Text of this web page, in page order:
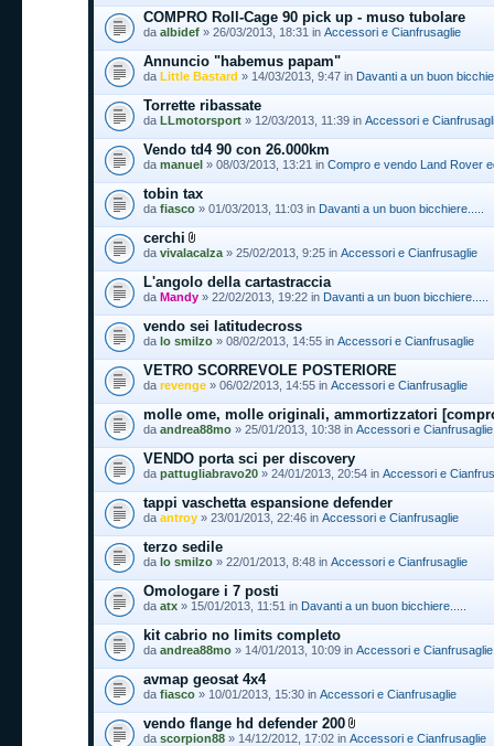
COMPRO Roll-Cage 90 pick up - muso tubolare
da albidef » 26/03/2013, 18:31 in Accessori e Cianfrusaglie
Annuncio "habemus papam"
da Little Bastard » 14/03/2013, 9:47 in Davanti a un buon
Torrette ribassate
da LLmotorsport » 12/03/2013, 11:39 in Accessori e
Vendo td4 90 con 26.000km
da manuel » 08/03/2013, 13:21 in Compro e vendo Land Rover
tobin tax
da fiasco » 01/03/2013, 11:03 in Davanti a un buon bicchiere.....
cerchi
da vivalacalza » 25/02/2013, 9:25 in Accessori e Cianfrusaglie
L'angolo della cartastraccia
da Mandy » 22/02/2013, 19:22 in Davanti a un buon bicchiere.....
vendo sei latitudecross
da lo smilzo » 08/02/2013, 14:55 in Accessori e Cianfrusaglie
VETRO SCORREVOLE POSTERIORE
da revenge » 06/02/2013, 14:55 in Accessori e Cianfrusaglie
molle ome, molle originali, ammortizzatori
da andrea88mo » 25/01/2013, 10:38 in Accessori e Cianfrusaglie
VENDO porta sci per discovery
da pattugliabravo20 » 24/01/2013, 20:54 in Accessori e
tappi vaschetta espansione defender
da antroy » 23/01/2013, 22:46 in Accessori e Cianfrusaglie
terzo sedile
da lo smilzo » 22/01/2013, 8:48 in Accessori e Cianfrusaglie
Omologare i 7 posti
da atx » 15/01/2013, 11:51 in Davanti a un buon bicchiere.....
kit cabrio no limits completo
da andrea88mo » 14/01/2013, 10:09 in Accessori e Cianfrusaglie
avmap geosat 4x4
da fiasco » 10/01/2013, 15:30 in Accessori e Cianfrusaglie
vendo flange hd defender 200
da scorpion88 » 14/12/2012, 17:02 in Accessori e Cianfrusaglie